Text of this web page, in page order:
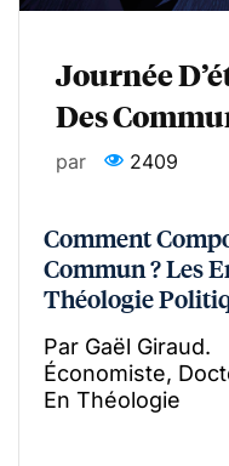
Journée
Des
par 2409
Comment
Commun ? Les
Théologie
Par Gaël Giraud.
Économiste,
En Théologie